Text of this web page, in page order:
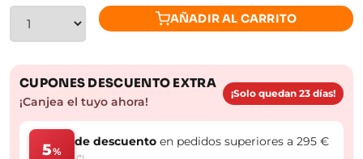
AÑADIR AL CARRITO
CUPONES DESCUENTO EXTRA
¡Canjea el tuyo ahora!
¡Solo quedan 23 días!
5%
de descuento en pedidos superiores a 295 €